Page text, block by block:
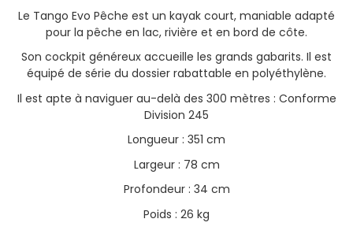
Le Tango Evo Pêche est un kayak court, maniable adapté
pour la pêche en lac, rivière et en bord de côte.
Son cockpit généreux accueille les grands gabarits. Il est
équipé de série du dossier rabattable en polyéthylène.
Il est apte à naviguer au-delà des 300 mètres : Conforme
Division 245
Longueur : 351 cm
Largeur : 78 cm
Profondeur : 34 cm
Poids : 26 kg